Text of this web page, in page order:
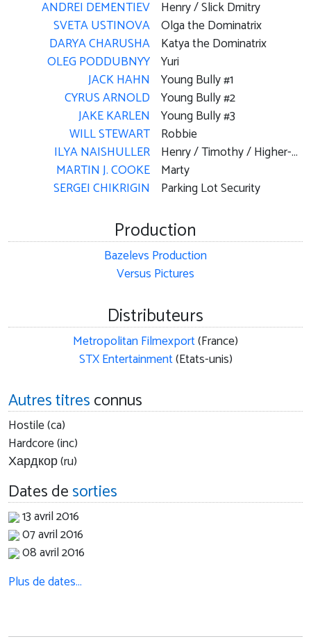
ANDREI DEMENTIEV
SVETA USTINOVA
DARYA CHARUSHA
OLEG PODDUBNYY
JACK HAHN
CYRUS ARNOLD
JAKE KARLEN
WILL STEWART
ILYA NAISHULLER
MARTIN J. COOKE
SERGEI CHIKRIGIN
Henry / Slick Dmitry
Olga the Dominatrix
Katya the Dominatrix
Yuri
Young Bully #1
Young Bully #2
Young Bully #3
Robbie
Henry / Timothy / Higher-Self Merc
Marty
Parking Lot Security
Production
Bazelevs Production
Versus Pictures
Distributeurs
Metropolitan Filmexport(France)
STX Entertainment(Etats-unis)
Autres titresconnus
Hostile (ca)
Hardcore (inc)
Хардкор (ru)
Dates desorties
13 avril 2016
07 avril 2016
08 avril 2016
Plus de dates…